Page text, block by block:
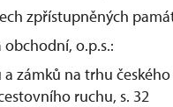
zpřístupněných
obchodní, o.p.s.:
zámků na trhu
ruchu, s. 32